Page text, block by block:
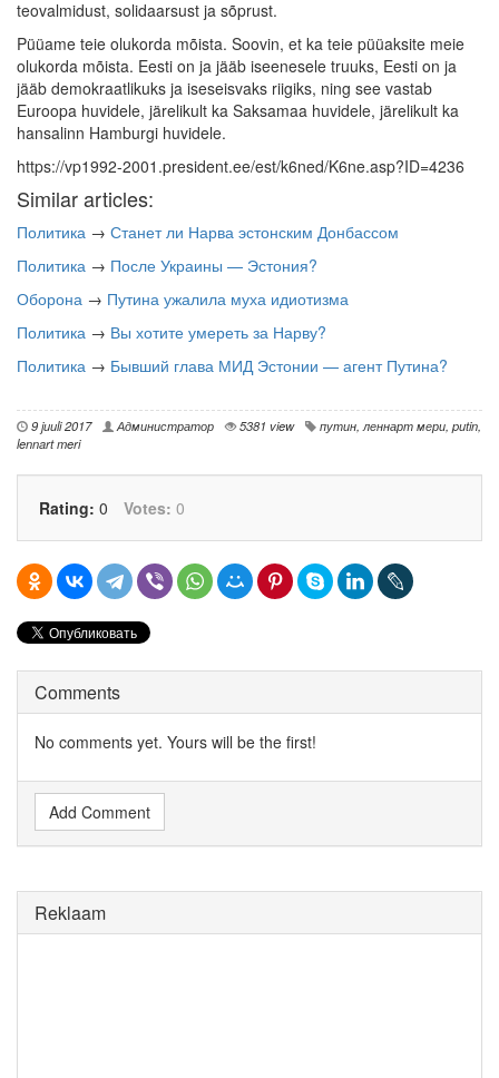
teovalmidust, solidaarsust ja sõprust.
Püüame teie olukorda mõista. Soovin, et ka teie püüaksite meie
olukorda mõista. Eesti on ja jääb iseenesele truuks, Eesti on ja
jääb demokraatlikuks ja iseseisvaks riigiks, ning see vastab
Euroopa huvidele, järelikult ka Saksamaa huvidele, järelikult ka
hansalinn Hamburgi huvidele.
https://vp1992-2001.president.ee/est/k6ned/K6ne.asp?ID=4236
Similar articles:
Политика → Станет ли Нарва эстонским Донбассом
Политика → После Украины — Эстония?
Оборона → Путина ужалила муха идиотизма
Политика → Вы хотите умереть за Нарву?
Политика → Бывший глава МИД Эстонии — агент Путина?
9 juuli 2017 Администратор 5381 view путин, леннарт мери, putin,
lennart meri
Rating: 0 Votes: 0
Comments
No comments yet. Yours will be the first!
Add Comment
Reklaam